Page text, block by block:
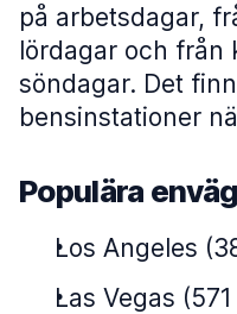
på arbetsdagar,
lördagar och från
söndagar. Det
bensinstationer
Populära
Los Angeles
Las Vegas